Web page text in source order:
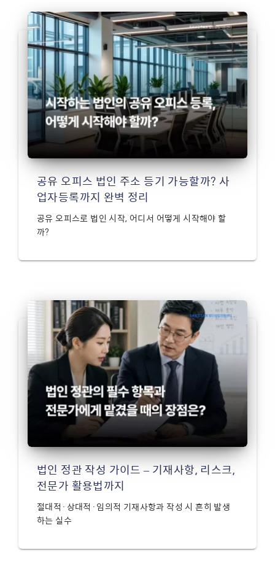
공유 오피스 법인 주소 등기 가능할까? 사
업자등록까지 완벽 정리
공유 오피스로 법인 시작, 어디서 어떻게 시작해야 할
까?
법인 정관 작성 가이드 – 기재사항, 리스크,
전문가 활용법까지
절대적·상대적·임의적 기재사항과 작성 시 흔히 발생
하는 실수